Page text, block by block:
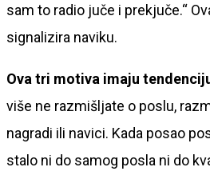
sam to radio juče i prekjuče.“
signalizira naviku.
Ova tri motiva imaju
više ne razmišljate o poslu,
nagradi ili navici. Kada posao
stalo ni do samog posla ni do